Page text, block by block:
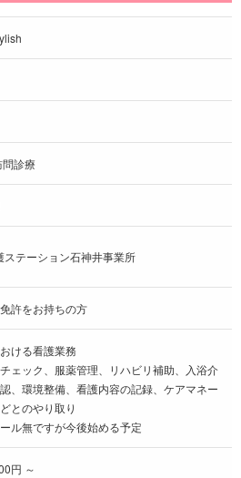
診療
ステーション石神井事業所
許をお持ちの方
ける看護業務
ェック、服薬管理、リハビリ補助、入浴介
、環境整備、看護内容の記録、ケアマネー
とのやり取り
ル無ですが今後始める予定
円 ～